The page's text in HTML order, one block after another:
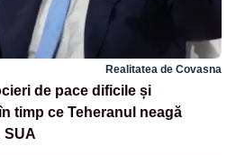
Realitatea de Covasna
de pace dificile și
timp ce Teheranul neagă
SUA